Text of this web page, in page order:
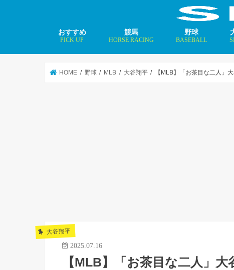
おすすめ
PICK UP
競馬
HORSE RACING
野球
BASEBALL
HOME 野球 MLB 大谷翔平 【MLB】「お茶目な二人」
大谷翔平
2025.07.16
【MLB】「お茶目な二人」